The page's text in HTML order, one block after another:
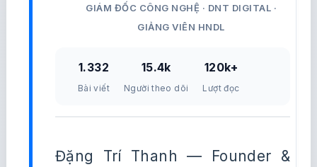
GIÁM ĐỐC CÔNG NGHỆ · DNT DIGITAL ·
GIẢNG VIÊN HNDL
1.332
Bài viết
15.4k
Người theo dõi
120k+
Lượt đọc
Đặng Trí Thanh — Founder &